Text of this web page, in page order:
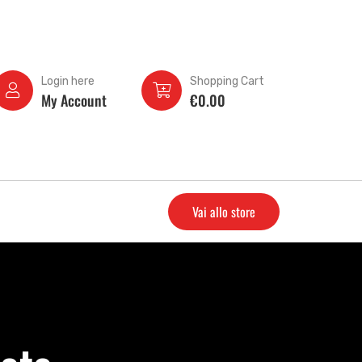
Login here
My Account
Shopping Cart
€0.00
Vai allo store